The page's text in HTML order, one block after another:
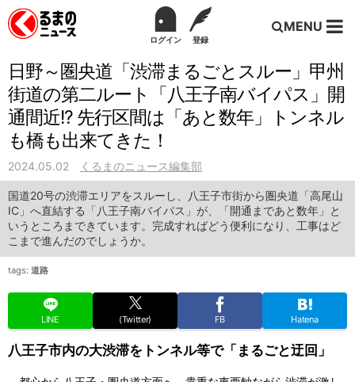
ログイン 登録
MENU
日野～圏央道「渋滞まるごとスルー」甲州
街道の第二ルート「八王子南バイパス」開
通間近!? 先行区間は「あと数年」トンネル
も橋も出来てきた！
2024.05.02 くるまのニュース編集部
国道20号の渋滞エリアをスルーし、八王子市街から圏央道「高尾山
IC」へ直結する「八王子南バイパス」が、「開通まであと数年」と
いうところまできています。完成すればどう便利になり、工事はど
こまで進んだのでしょうか。
tags: 道路
LINE (Twitter) FB Hatena
八王子市内の大渋滞をトンネル等で「まるごと迂回」